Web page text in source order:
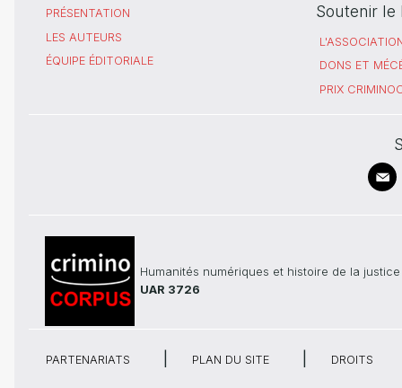
PRÉSENTATION
LES AUTEURS
ÉQUIPE ÉDITORIALE
Soutenir le
DONS ET
PRIX
Humanités numériques et histoire de la justice
UAR 3726
PARTENARIATS PLAN DU SITE DROITS